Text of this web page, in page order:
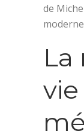
de
La
vie